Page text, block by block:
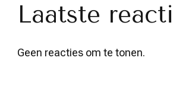
Laatste
Geen reacties om te tonen.